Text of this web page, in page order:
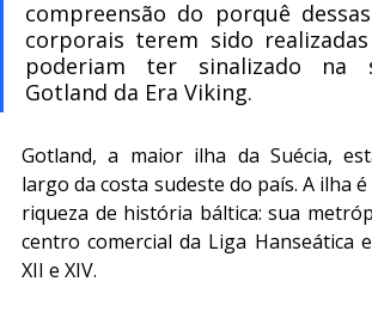
compreensão do porquê
corporais terem sido
poderiam ter sinalizado na
Gotland da Era Viking.
Gotland, a maior ilha da Suécia,
largo da costa sudeste do país. A ilha
riqueza de história báltica: sua
centro comercial da Liga Hanseática
XII e XIV.